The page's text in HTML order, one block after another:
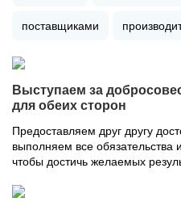
поставщиками
Выступаем за
для обеих сторон
Предоставляем друг другу
выполняем все
чтобы достичь желаемых